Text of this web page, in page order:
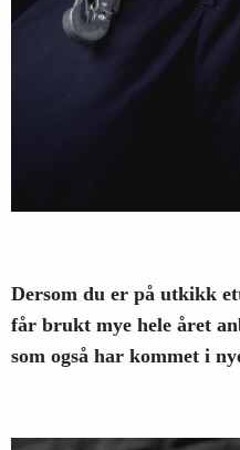
Dersom du er på utkikk
får brukt mye hele året
som også har kommet i